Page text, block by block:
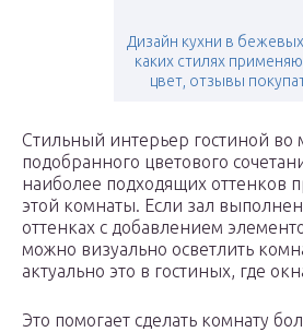
Дизайн кухни в
каких стилях
цвет, отзывы
Стильный интерьер гостиной во
подобранного цветового
наиболее подходящих оттенков
этой комнаты. Если зал
оттенках с добавлением
можно визуально осветлить
актуально это в гостиных, где
Это помогает сделать комнату